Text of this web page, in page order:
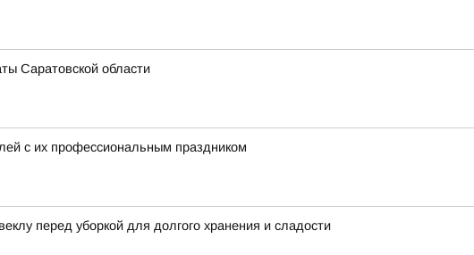
Саратовской области
с их профессиональным праздником
перед уборкой для долгого хранения и сладости